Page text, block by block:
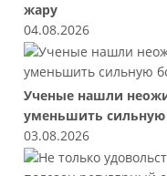
жару
04.08.2026
Ученые нашли
уменьшить сильную
03.08.2026